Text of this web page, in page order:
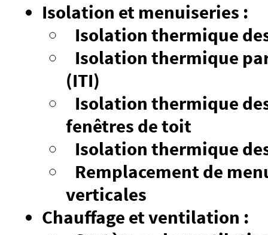
Isolation et menuiseries :
Isolation thermique
Isolation thermique
(ITI)
Isolation thermique
fenêtres de toit
Isolation thermique
Remplacement de
verticales
Chauffage et ventilation :